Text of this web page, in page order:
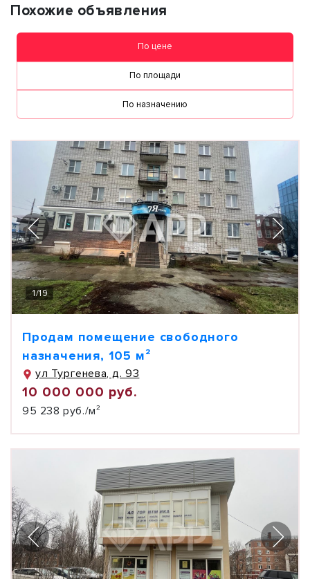
Похожие объявления
По цене
По площади
По назначению
1/19
Продам помещение свободного
назначения, 105 м²
ул Тургенева, д. 93
10 000 000 руб.
95 238 руб./м²